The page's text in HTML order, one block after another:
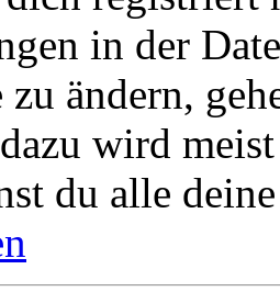
in der
zu ändern,
wird
du alle